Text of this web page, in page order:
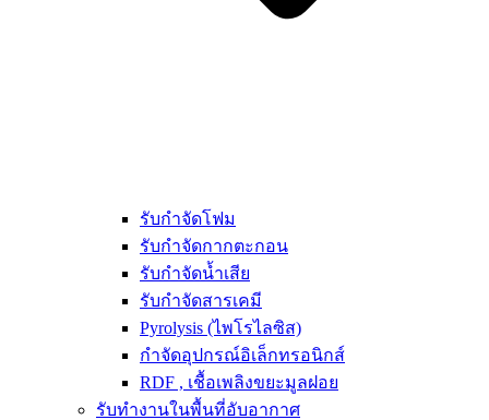
รับกำจัดโฟม
รับกำจัดกากตะกอน
รับกำจัดน้ำเสีย
รับกำจัดสารเคมี
Pyrolysis (ไพโรไลซิส)
กำจัดอุปกรณ์อิเล็กทรอนิกส์
RDF , เชื้อเพลิงขยะมูลฝอย
รับทำงานในพื้นที่อับอากาศ